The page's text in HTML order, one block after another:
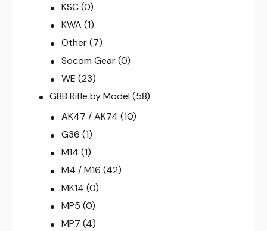
KSC (0)
KWA (1)
Other (7)
Socom Gear (0)
WE (23)
GBB Rifle by Model (58)
AK47 / AK74 (10)
G36 (1)
M14 (1)
M4 / M16 (42)
MK14 (0)
MP5 (0)
MP7 (4)